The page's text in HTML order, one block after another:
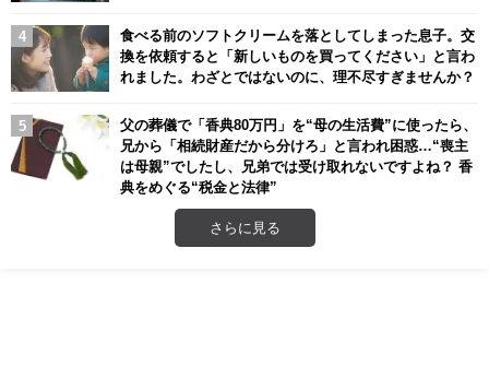
食べる前のソフトクリームを落としてしまった息子。交
換を依頼すると「新しいものを買ってください」と言わ
れました。わざとではないのに、理不尽すぎませんか？
父の葬儀で「香典80万円」を“母の生活費”に使ったら、
兄から「相続財産だから分けろ」と言われ困惑…“喪主
は母親”でしたし、兄弟では受け取れないですよね？ 香
典をめぐる“税金と法律”
さらに見る